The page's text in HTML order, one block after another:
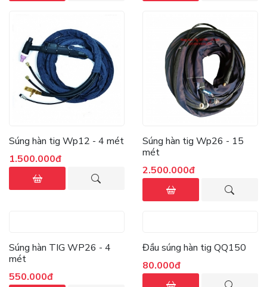
Súng hàn tig Wp12 - 4 mét
1.500.000đ
Súng hàn tig Wp26 - 15
mét
2.500.000đ
Súng hàn TIG WP26 - 4
mét
550.000đ
Đầu súng hàn tig QQ150
80.000đ